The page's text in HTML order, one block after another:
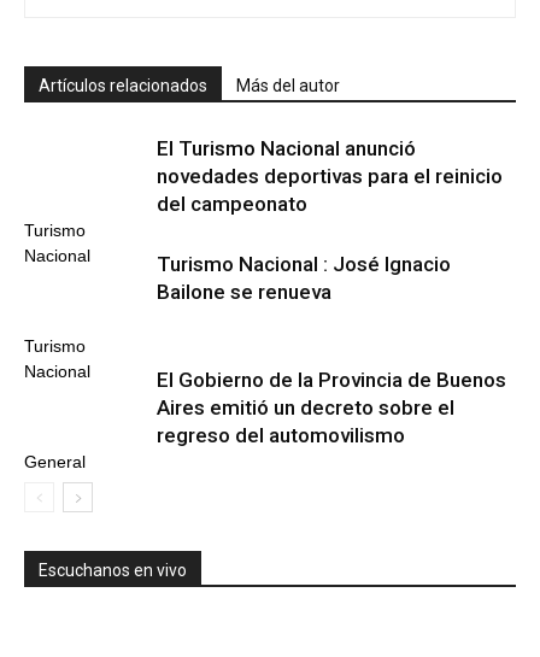
Artículos relacionados Más del autor
Turismo
Nacional
El Turismo Nacional anunció
novedades deportivas para el reinicio
del campeonato
Turismo
Nacional
Turismo Nacional : José Ignacio
Bailone se renueva
General
El Gobierno de la Provincia de Buenos
Aires emitió un decreto sobre el
regreso del automovilismo
Escuchanos en vivo